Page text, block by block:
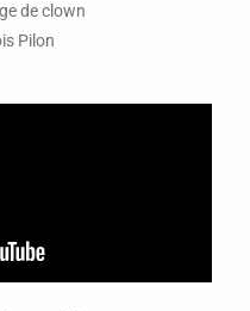
de clown
Pilon